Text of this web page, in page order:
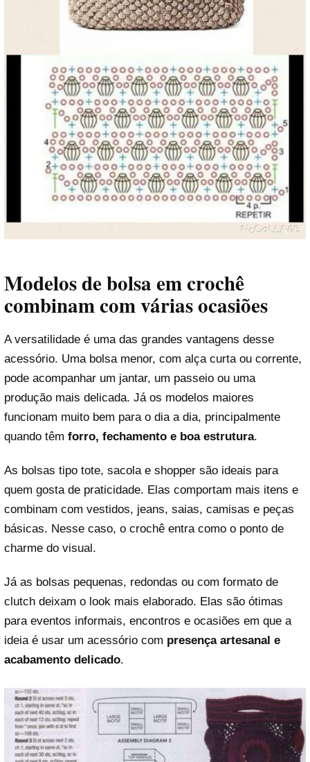
Modelos de bolsa em crochê
combinam com várias ocasiões
A versatilidade é uma das grandes vantagens desse
acessório. Uma bolsa menor, com alça curta ou corrente,
pode acompanhar um jantar, um passeio ou uma
produção mais delicada. Já os modelos maiores
funcionam muito bem para o dia a dia, principalmente
quando têm forro, fechamento e boa estrutura.
As bolsas tipo tote, sacola e shopper são ideais para
quem gosta de praticidade. Elas comportam mais itens e
combinam com vestidos, jeans, saias, camisas e peças
básicas. Nesse caso, o crochê entra como o ponto de
charme do visual.
Já as bolsas pequenas, redondas ou com formato de
clutch deixam o look mais elaborado. Elas são ótimas
para eventos informais, encontros e ocasiões em que a
ideia é usar um acessório com presença artesanal e
acabamento delicado.